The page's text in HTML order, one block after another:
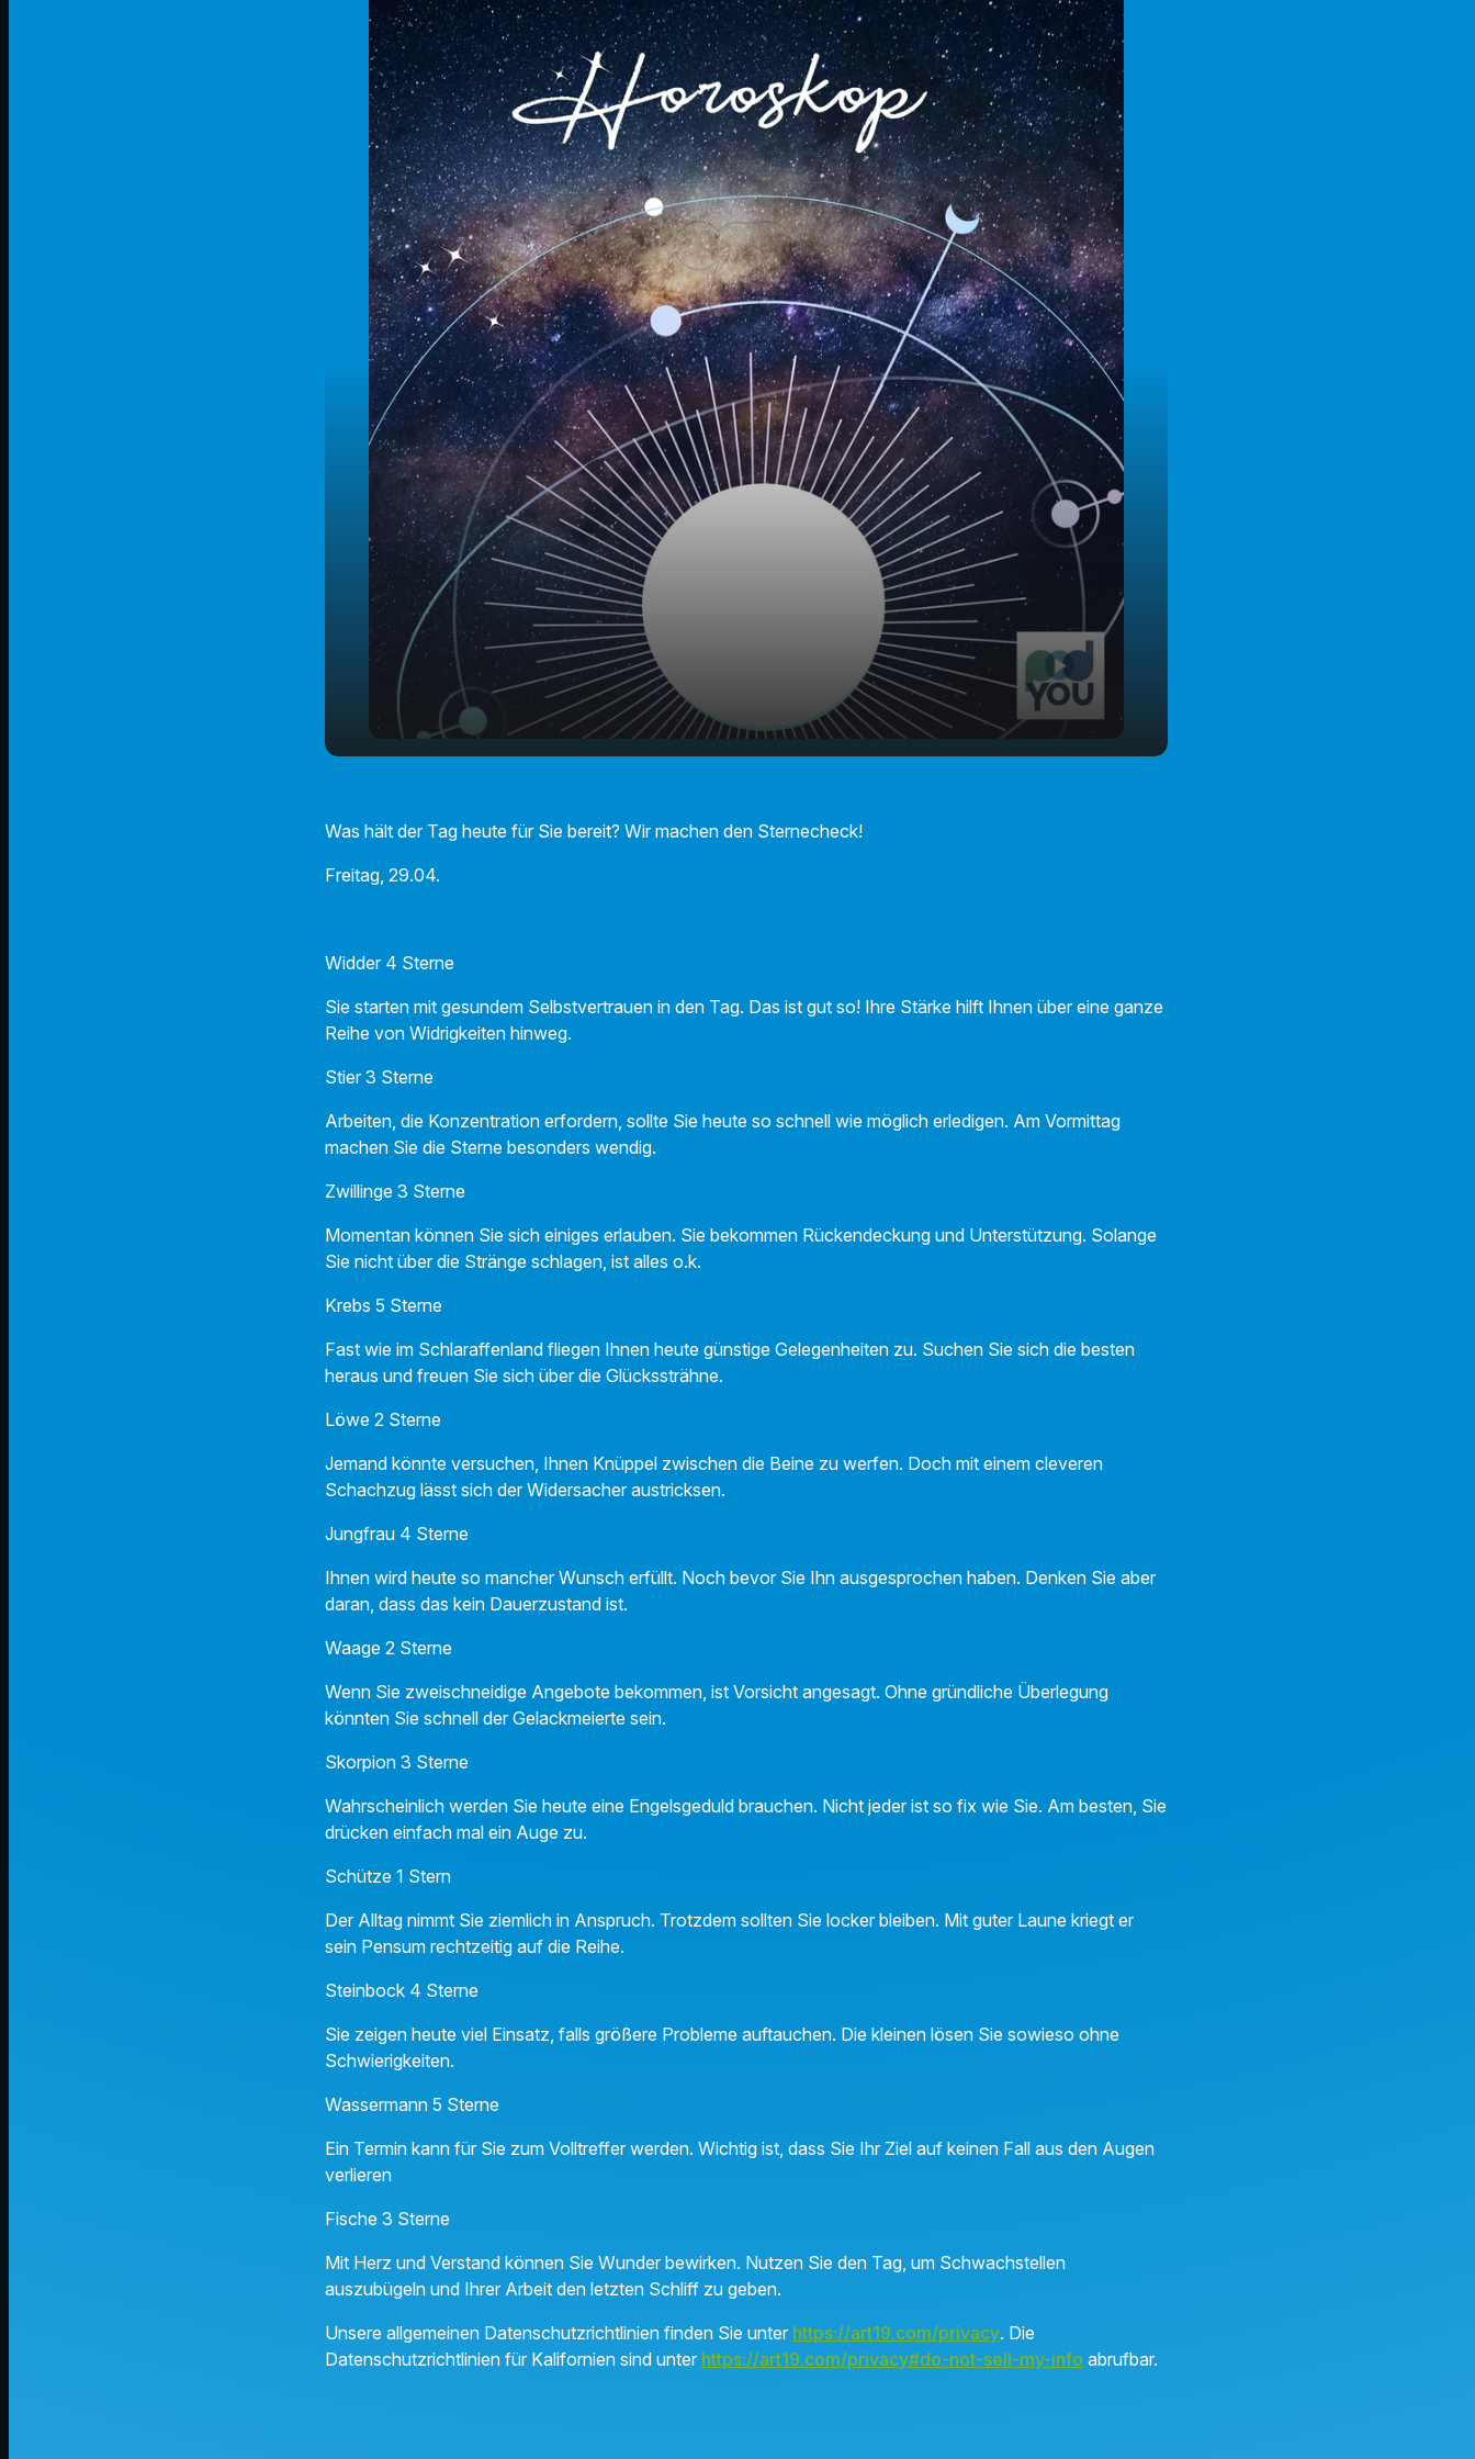
Was hält der Tag heute für Sie bereit? Wir machen den Sternecheck!
Freitag, 29.04.
Widder 4 Sterne
Sie starten mit gesundem Selbstvertrauen in den Tag. Das ist gut so! Ihre Stärke hilft Ihnen über eine ganze
Reihe von Widrigkeiten hinweg.
Stier 3 Sterne
Arbeiten, die Konzentration erfordern, sollte Sie heute so schnell wie möglich erledigen. Am Vormittag
machen Sie die Sterne besonders wendig.
Zwillinge 3 Sterne
Momentan können Sie sich einiges erlauben. Sie bekommen Rückendeckung und Unterstützung. Solange
Sie nicht über die Stränge schlagen, ist alles o.k.
Krebs 5 Sterne
Fast wie im Schlaraffenland fliegen Ihnen heute günstige Gelegenheiten zu. Suchen Sie sich die besten
heraus und freuen Sie sich über die Glückssträhne.
Löwe 2 Sterne
Jemand könnte versuchen, Ihnen Knüppel zwischen die Beine zu werfen. Doch mit einem cleveren
Schachzug lässt sich der Widersacher austricksen.
Jungfrau 4 Sterne
Ihnen wird heute so mancher Wunsch erfüllt. Noch bevor Sie Ihn ausgesprochen haben. Denken Sie aber
daran, dass das kein Dauerzustand ist.
Waage 2 Sterne
Wenn Sie zweischneidige Angebote bekommen, ist Vorsicht angesagt. Ohne gründliche Überlegung
könnten Sie schnell der Gelackmeierte sein.
Skorpion 3 Sterne
Wahrscheinlich werden Sie heute eine Engelsgeduld brauchen. Nicht jeder ist so fix wie Sie. Am besten, Sie
drücken einfach mal ein Auge zu.
Schütze 1 Stern
Der Alltag nimmt Sie ziemlich in Anspruch. Trotzdem sollten Sie locker bleiben. Mit guter Laune kriegt er
sein Pensum rechtzeitig auf die Reihe.
Steinbock 4 Sterne
Sie zeigen heute viel Einsatz, falls größere Probleme auftauchen. Die kleinen lösen Sie sowieso ohne
Schwierigkeiten.
Wassermann 5 Sterne
Ein Termin kann für Sie zum Volltreffer werden. Wichtig ist, dass Sie Ihr Ziel auf keinen Fall aus den Augen
verlieren
Fische 3 Sterne
Mit Herz und Verstand können Sie Wunder bewirken. Nutzen Sie den Tag, um Schwachstellen
auszubügeln und Ihrer Arbeit den letzten Schliff zu geben.
Unsere allgemeinen Datenschutzrichtlinien finden Sie unter https://art19.com/privacy. Die
Datenschutzrichtlinien für Kalifornien sind unter https://art19.com/privacy#do-not-sell-my-info abrufbar.